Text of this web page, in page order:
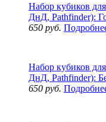
Набор кубиков
ДнД, Pathfinder):
650 руб.
Набор кубиков
ДнД, Pathfinder):
650 руб.